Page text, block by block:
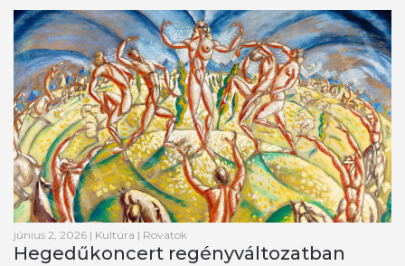
június 2, 2026 | Kultúra | Rovatok
Hegedűkoncert regényváltozatban